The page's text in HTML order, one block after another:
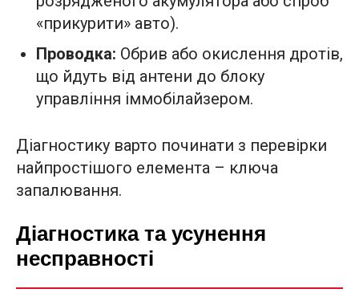
«прикурити» авто).
Проводка: Обрив або окислення дротів,
що йдуть від антени до блоку
управління іммобілайзером.
Діагностику варто починати з перевірки
найпростішого елемента – ключа
запалювання.
Діагностика та усунення
несправності